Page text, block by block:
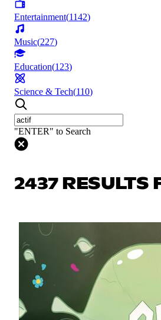
Entertainment(1142)
Music(227)
Education(123)
Science & Tech(110)
"ENTER" to Search
2437 RESULTS